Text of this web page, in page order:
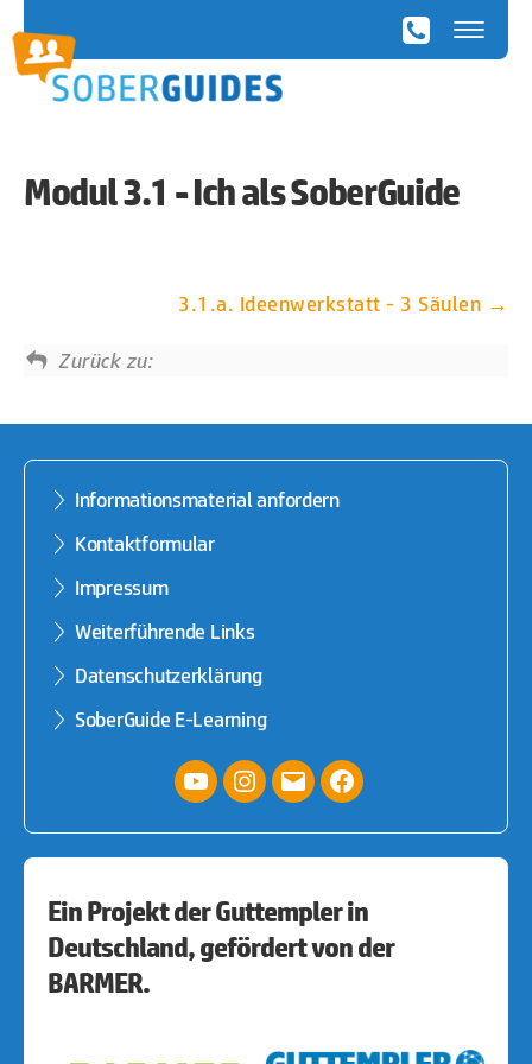
Modul 3.1 - Ich als SoberGuide
3.1.a. Ideenwerkstatt - 3 Säulen
Zurück zu:
Informationsmaterial anfordern
Kontaktformular
Impressum
Weiterführende Links
Datenschutzerklärung
SoberGuide E-Learning
YouTubeInstagram
E-
Mail
facebook
Ein Projekt der Guttempler in
Deutschland, gefördert von der
BARMER.